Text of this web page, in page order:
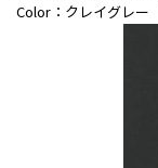
Color：クレイグレー（